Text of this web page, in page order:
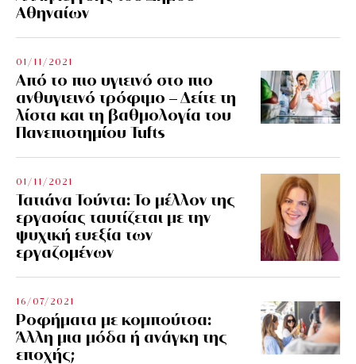
Αθηναίων
01/11/2021
Από το πιο υγιεινό στο πιο
ανθυγιεινό τρόφιμο – Δείτε τη
λίστα και τη βαθμολογία του
Πανεπιστημίου Tufts
01/11/2021
Τατιάνα Τούντα: Το μέλλον της
εργασίας ταυτίζεται με την
ψυχική ευεξία των
εργαζομένων
16/07/2021
Ροφήματα με κομπούτσα:
Άλλη μια μόδα ή ανάγκη της
εποχής;